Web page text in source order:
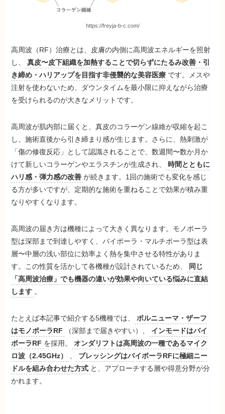
https://freyja-b-c.com/
高周波（RF）治療とは、皮膚の内側に高周波エネルギーを照射
し、
真皮〜皮下組織を加熱することで切らずにたるみ改善・引
き締め・ハリアップを目指す非侵襲的な美容医療 です。メスや
注射を使わないため、ダウンタイムを最小限に抑えながら治療
を受けられるのが大きなメリットです。
高周波が肌内部に届くと、真皮のコラーゲン線維が収縮を起こ
し、施術直後から引き締まり感が生じます。さらに、熱刺激が
「傷の修復反応」として認識されることで、数週間〜数か月か
けて新しいコラーゲンやエラスチンが生成され、
時間とともに
ハリ感・弾力感の改善 が続きます。1回の施術でも変化を感じ
る方が多いですが、定期的な施術を重ねることで効果が積み重
なりやすくなります。
高周波の届き方は機種によって大きく異なります。モノポーラ
型は深部まで到達しやすく、バイポーラ・マルチポーラ型は表
層〜中層の浅い部位に効率よく熱を集中させる特性がありま
す。この性質を活かして各機種が設計されているため、
同じ
「高周波治療」でも機器の違いが効果や向いている悩みに直結
します 。
たとえば本記事で紹介する5機種では、
ボルニューマ・ザーフ
はモノポーラRF
（深部まで届きやすい）、
インモードはバイ
ポーラRF を採用。
オンダリフトは高周波の一種であるマイク
ロ波（2.45GHz）
ブレッシングはバイポーラRFに極細ニー
ドルを組み合わせた方式 と、アプローチする層や得意分野が分
かれます。